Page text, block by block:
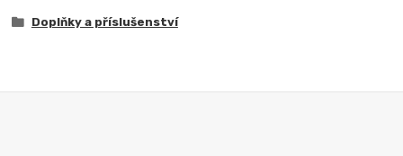
Doplňky a příslušenství